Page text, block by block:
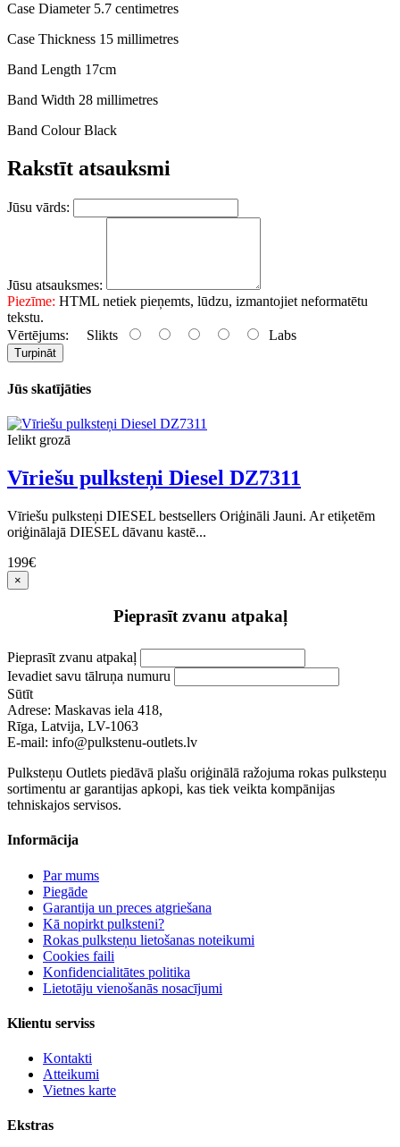
Case Diameter 5.7 centimetres
Case Thickness 15 millimetres
Band Length 17cm
Band Width 28 millimetres
Band Colour Black
Rakstīt atsauksmi
Jūsu vārds:
Jūsu atsauksmes:
Piezīme: HTML netiek pieņemts, lūdzu, izmantojiet neformatētu
tekstu.
Vērtējums: Slikts Labs
Turpināt
Jūs skatījāties
Ielikt grozā
Vīriešu pulksteņi Diesel DZ7311
Vīriešu pulksteņi DIESEL bestsellers Oriģināli Jauni. Ar etiķetēm
oriģinālajā DIESEL dāvanu kastē...
199€
×
Pieprasīt zvanu atpakaļ
Pieprasīt zvanu atpakaļ
Ievadiet savu tālruņa numuru
Sūtīt
Adrese: Maskavas iela 418,
Rīga, Latvija, LV-1063
E-mail: info@pulkstenu-outlets.lv
Pulksteņu Outlets piedāvā plašu oriģinālā ražojuma rokas pulksteņu
sortimentu ar garantijas apkopi, kas tiek veikta kompānijas
tehniskajos servisos.
Informācija
Par mums
Piegāde
Garantija un preces atgriešana
Kā nopirkt pulksteni?
Rokas pulksteņu lietošanas noteikumi
Cookies faili
Konfidencialitātes politika
Lietotāju vienošanās nosacījumi
Klientu serviss
Kontakti
Atteikumi
Vietnes karte
Ekstras